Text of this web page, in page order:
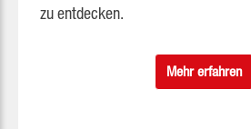
zu entdecken.
Mehr erfahren